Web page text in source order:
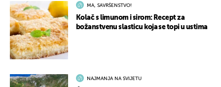
MA, SAVRŠENSTVO!
Kolač s limunom i sirom: Recept za
božanstvenu slasticu koja se topi u ustima
NAJMANJA NA SVIJETU